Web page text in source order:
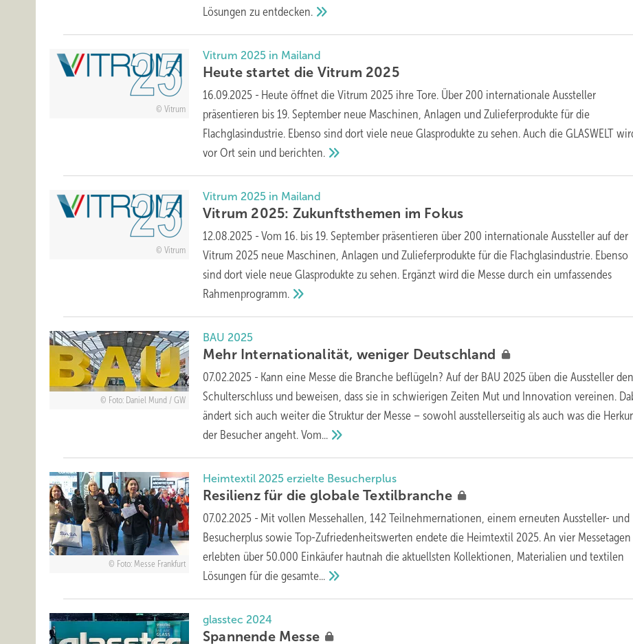
Lösungen zuentdecken.
Vitrum
Vitrum 2025 in Mailand
Heute startet die Vitrum 2025
16.09.2025 - Heute öffnet die Vitrum 2025 ihre Tore. Über 200 internationale Aussteller
präsentieren bis 19. September neue Maschinen, Anlagen und Zulieferprodukte für die
Flachglasindustrie. Ebenso sind dort viele neue Glasprodukte zu sehen. Auch die GLASWELT
vor Ort sein und berichten.
Vitrum
Vitrum 2025 in Mailand
Vitrum 2025: Zukunftsthemen im Fokus
12.08.2025 - Vom 16. bis 19. September präsentieren über 200 internationale Aussteller auf der
Vitrum 2025 neue Maschinen, Anlagen und Zulieferprodukte für die Flachglasindustrie. Ebenso
sind dort viele neue Glasprodukte zu sehen. Ergänzt wird die Messe durch ein umfassendes
Rahmenprogramm.
Foto: Daniel Mund / GW
BAU 2025
Mehr Inte rnationalität, we niger Deutschland
07.02.2025 - Kann eine Messe die Branche beflügeln? Auf der BAU 2025 üben die Aussteller den
Schulterschluss und beweisen, dass sie in schwierigen Zeiten Mut und Innovation vereinen.
ändert sich auch weiter die Struktur der Messe – sowohl ausstellerseitig als auch was die
der Besucher angeht.Vom...
Foto: Messe Frankfurt
Heimtextil 2025 erzielte Besucherplus
Resilienz für die globaleTextilbranche
07.02.2025 - Mit vollen Messehallen, 142 Teilnehmernationen, einem erneuten Aussteller- und
Besucherplus sowie Top-Zufriedenheitswerten endete die Heimtextil 2025. An vier Messetagen
erlebten über 50.000 Einkäufer hautnah die aktuellsten Kollektionen, Materialien und textilen
Lösungen für diegesamte...
glasstec 2024
Spannende Messe